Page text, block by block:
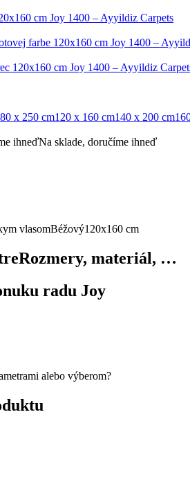
cm Joy 1400 – Ayyildiz Carpets
farbe 120x160 cm Joy 1400 –
120x160 cm Joy 1400 – Ayyildiz
80 x 250 cm120 x 160 cm140 x 200 cm
ihneďNa sklade, doručíme ihneď
vlasomBéžový120x160 cm
Rozmery, materiál, …
radu Joy
alebo výberom?